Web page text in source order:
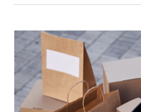
Νέα
διαχείριση
κατάστασης
και
παραγγελιών